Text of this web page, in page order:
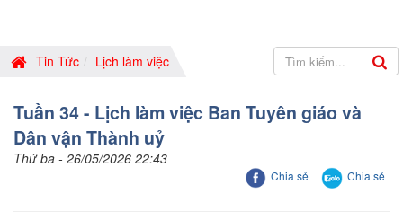
Tin Tức Lịch làm việc
Tuần 34 - Lịch làm việc Ban Tuyên giáo và
Dân vận Thành uỷ
Thứ ba - 26/05/2026 22:43
Chia sẻ Chia sẻ